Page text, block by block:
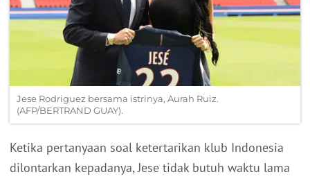
Jese Rodriguez bersama istrinya, Aurah Ruiz.
(AFP/BERTRAND GUAY).
Ketika pertanyaan soal ketertarikan klub Indonesia
dilontarkan kepadanya, Jese tidak butuh waktu lama